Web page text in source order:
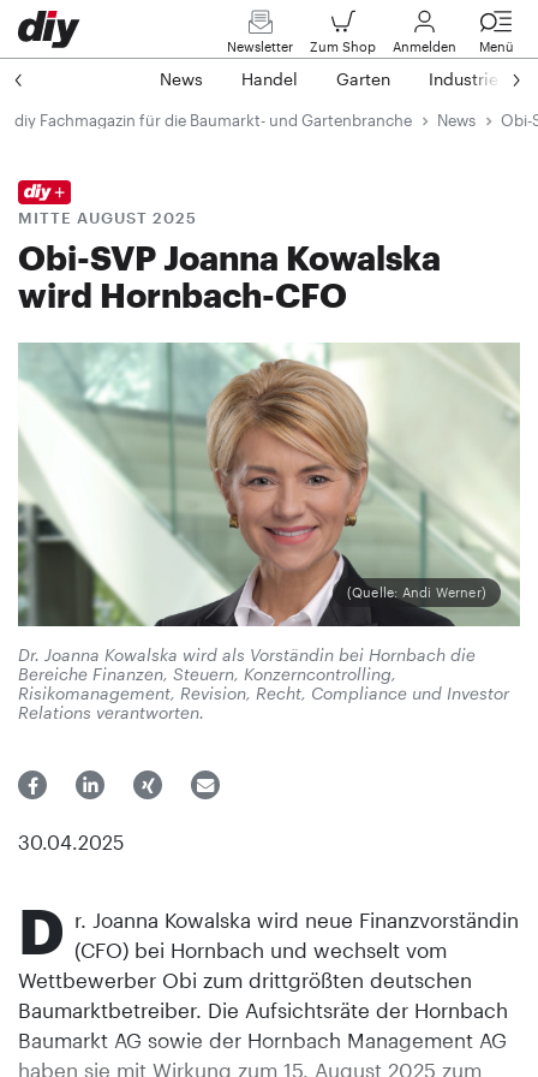
Newsletter Zum Shop Anmelden Menü
News Handel Garten Industrie
diy Fachmagazin für die Baumarkt- und Gartenbranche News Obi-
MITTE AUGUST 2025
Obi-SVP Joanna Kowalska
wird Hornbach-CFO
(Quelle: Andi Werner)
Dr. Joanna Kowalska wird als Vorständin bei Hornbach die
Bereiche Finanzen, Steuern, Konzerncontrolling,
Risikomanagement, Revision, Recht, Compliance und Investor
Relations verantworten.
30.04.2025
D r. Joanna Kowalska wird neue Finanzvorständin
(CFO) bei Hornbach und wechselt vom
Wettbewerber Obi zum drittgrößten deutschen
Baumarktbetreiber. Die Aufsichtsräte der Hornbach
Baumarkt AG sowie der Hornbach Management AG
haben sie mit Wirkung zum 15. August 2025 zum